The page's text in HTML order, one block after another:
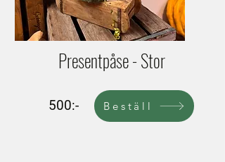
Presentpåse - Stor
500:- Beställ